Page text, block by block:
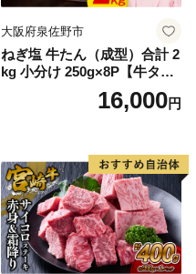
大阪府泉佐野市
ねぎ塩 牛たん（成型）合計 2
kg 小分け 250g×8P【牛タン
牛肉 焼肉用 薄切り 訳あり サ
16,000円